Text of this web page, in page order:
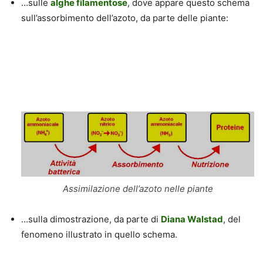
…sulle alghe filamentose, dove appare questo schema
sull’assorbimento dell’azoto, da parte delle piante:
Assimilazione dell’azoto nelle piante
…sulla dimostrazione, da parte di Diana Walstad, del
fenomeno illustrato in quello schema.